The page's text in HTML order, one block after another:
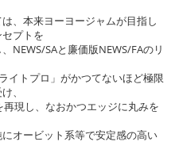
、本来ヨーヨージャムが目指し
プトを
NEWS/SAと廉価版NEWS/FAのリ
イトプロ」がかつてないほど極限
、
現し、なおかつエッジに丸みを
オービット系等で安定感の高い